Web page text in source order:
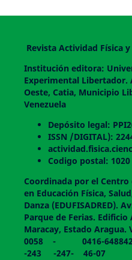
Revista Actividad Física y
Institución editora:
Experimental Libertador.
Oeste, Catia, Municipio
Venezuela
Depósito legal:
ISSN /DIGITAL):
Codigo postal: 1020
Coordinada por el
en Educación Física,
Danza (EDUFISADRED).
Parque de Ferias.
Maracay, Estado
0058 - 0416-
-243 -247- 46-07